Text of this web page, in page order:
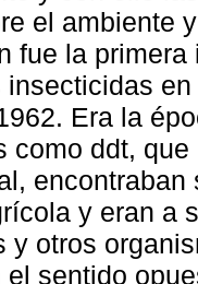
el ambiente
fue la
insecticidas
Era la
como ddt,
y eran a
y otros
el sentido